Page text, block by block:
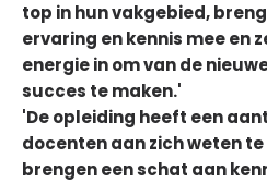
top in hun vakgebied,
ervaring en kennis mee en
energie in om van de
succes te maken.'
​'De opleiding heeft een
docenten aan zich weten
brengen een schat aan